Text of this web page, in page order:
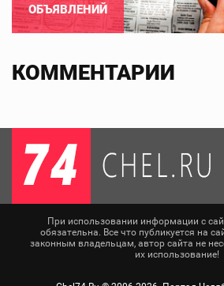
ОБЪЯВЛЕНИЙ
КОММЕНТАРИИ
При использовании информации с
обязательна. Все что публикуется на
законным владельцам, автор сайта не
их использование!